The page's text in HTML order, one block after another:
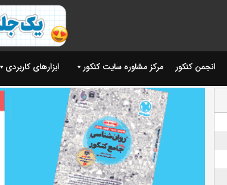
انجمن کنکور مرکز مشاوره سایت کنکور ابزارهای کاربردی